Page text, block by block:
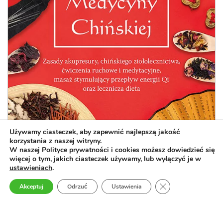
Krótki kurs Tradycyjnej Medycyny
Chińskiej
Używamy ciasteczek, aby zapewnić najlepszą jakość
korzystania z naszej witryny.
W naszej Polityce prywatności i cookies możesz dowiedzieć się
więcej o tym, jakich ciasteczek używamy, lub wyłączyć je w
ustawieniach.
Akceptuj Odrzuć Ustawienia Zamknij panel